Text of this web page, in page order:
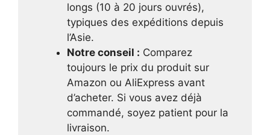
longs (10 à 20 jours ouvrés),
typiques des expéditions depuis
l’Asie.
Notre conseil : Comparez
toujours le prix du produit sur
Amazon ou AliExpress avant
d’acheter. Si vous avez déjà
commandé, soyez patient pour la
livraison.